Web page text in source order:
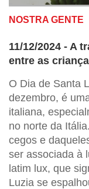
NOSTRA GENTE
11/12/2024 - A
entre as
O Dia de Santa
dezembro, é
italiana,
no norte da
cegos e
ser associada à
latim lux, que
Luzia se